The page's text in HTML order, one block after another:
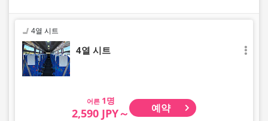
4열 시트
4열 시트
어른
2,590 JPY～ 예약